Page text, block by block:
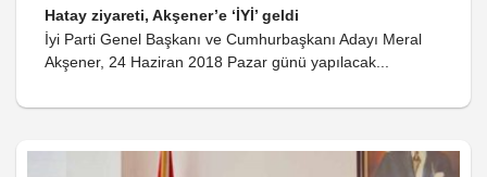
Hatay ziyareti, Akşener’e ‘İYİ’ geldi
İyi Parti Genel Başkanı ve Cumhurbaşkanı Adayı Meral
Akşener, 24 Haziran 2018 Pazar günü yapılacak...